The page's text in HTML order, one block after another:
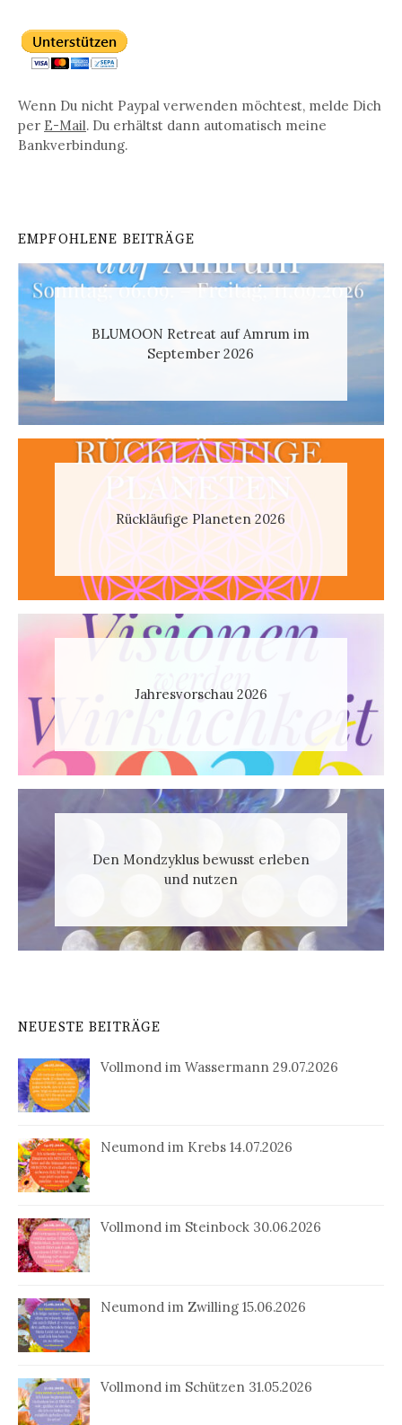
Wenn Du nicht Paypal verwenden möchtest, melde Dich
per E-Mail. Du erhältst dann automatisch meine
Bankverbindung.
EMPFOHLENE BEITRÄGE
BLUMOON Retreat auf Amrum im
September 2026
Rückläufige Planeten 2026
Jahresvorschau 2026
Den Mondzyklus bewusst erleben
und nutzen
NEUESTE BEITRÄGE
Vollmond im Wassermann 29.07.2026
Neumond im Krebs 14.07.2026
Vollmond im Steinbock 30.06.2026
Neumond im Zwilling 15.06.2026
Vollmond im Schützen 31.05.2026